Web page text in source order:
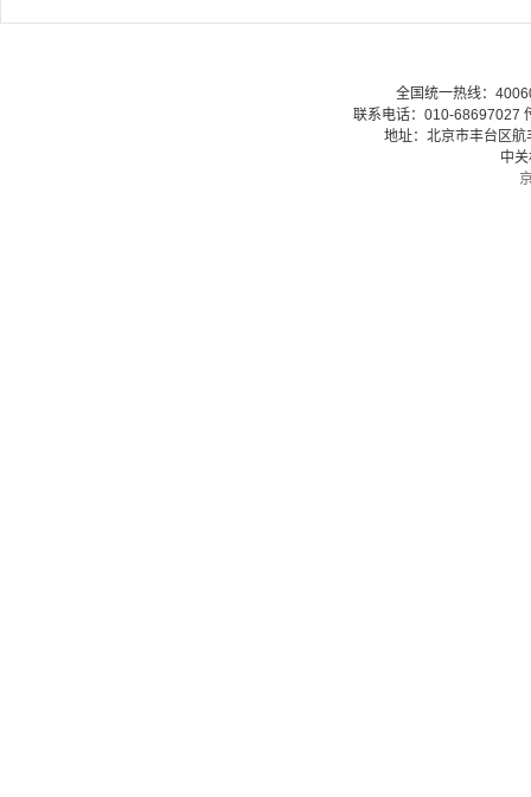
全国统一热线：
联系电话：010-68697027
地址：北京市丰台区
中